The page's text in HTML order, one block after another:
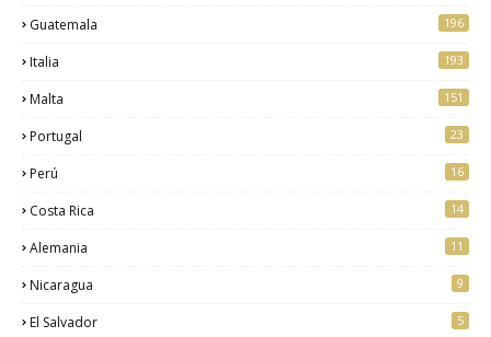
Guatemala 196
Italia 193
Malta 151
Portugal 23
Perú 16
Costa Rica 14
Alemania 11
Nicaragua 9
El Salvador 5